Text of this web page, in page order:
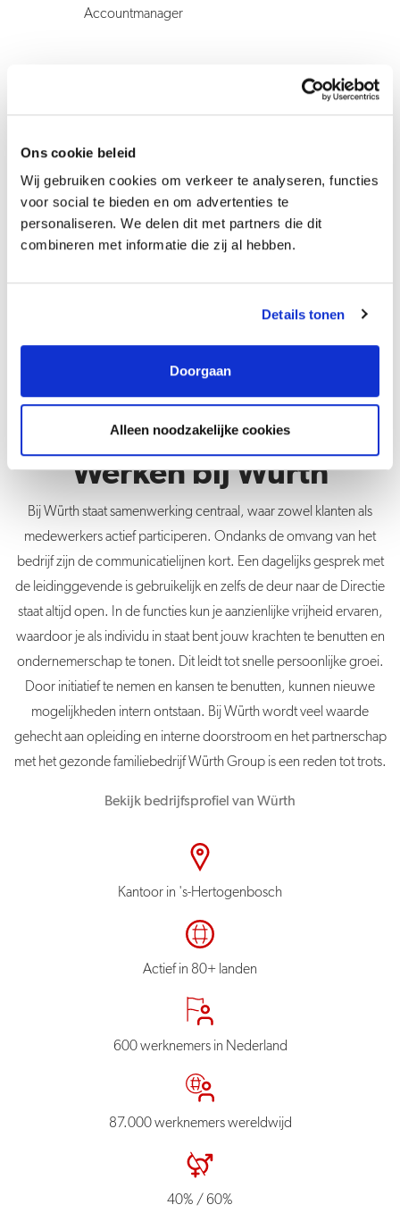
Ons cookie beleid
Wij gebruiken cookies om verkeer te analyseren, functies
voor social te bieden en om advertenties te
personaliseren. We delen dit met partners die dit
combineren met informatie die zij al hebben.
Details tonen
Doorgaan
Alleen noodzakelijke cookies
Accountmanager
Werken bij Würth
Bij Würth staat samenwerking centraal, waar zowel klanten als
medewerkers actief participeren. Ondanks de omvang van het
bedrijf zijn de communicatielijnen kort. Een dagelijks gesprek met
de leidinggevende is gebruikelijk en zelfs de deur naar de Directie
staat altijd open. In de functies kun je aanzienlijke vrijheid ervaren,
waardoor je als individu in staat bent jouw krachten te benutten en
ondernemerschap te tonen. Dit leidt tot snelle persoonlijke groei.
Door initiatief te nemen en kansen te benutten, kunnen nieuwe
mogelijkheden intern ontstaan. Bij Würth wordt veel waarde
gehecht aan opleiding en interne doorstroom en het partnerschap
met het gezonde familiebedrijf Würth Group is een reden tot trots.
Bekijk bedrijfsprofiel van Würth
Kantoor in 's-Hertogenbosch
Actief in 80+ landen
600 werknemers in Nederland
87.000 werknemers wereldwijd
40% / 60%